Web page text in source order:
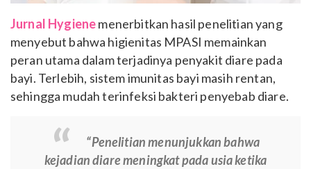
Jurnal Hygienemenerbitkan hasil penelitian yang
menyebut bahwa higienitas MPASI memainkan
peran utama dalam terjadinya penyakit diare pada
bayi. Terlebih, sistem imunitas bayi masih rentan,
sehingga mudah terinfeksi bakteri penyebab diare.
“Penelitian menunjukkan bahwa
kejadian diare meningkat pada usia ketika